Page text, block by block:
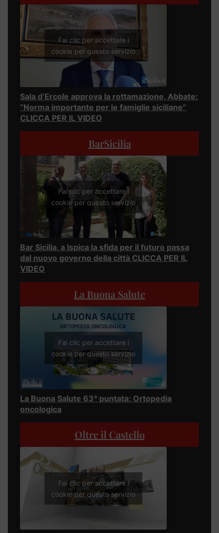
Fai clic per accettare i
cookie per questo servizio
Sala d’Ercole approva la rottamazione, Abbate:
“Norma importante per le famiglie siciliane”
CLICCA PER IL VIDEO
BarSicilia
Fai clic per accettare i
cookie per questo servizio
Bar Sicilia, a Ispica la sfida per il futuro passa
dal nuovo governo della città CLICCA PER IL
VIDEO
La Buona Salute
Fai clic per accettare i
cookie per questo servizio
La Buona Salute 63° puntata: Ortopedia
oncologica
Oltre il Castello
Fai clic per accettare i
cookie per questo servizio